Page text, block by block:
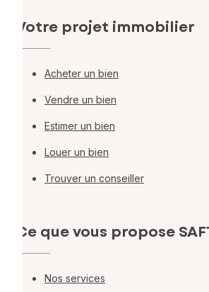
Votre projet immobilier
Acheter un bien
Vendre un bien
Estimer un bien
Louer un bien
Trouver un conseiller
Ce que vous propose
Nos services